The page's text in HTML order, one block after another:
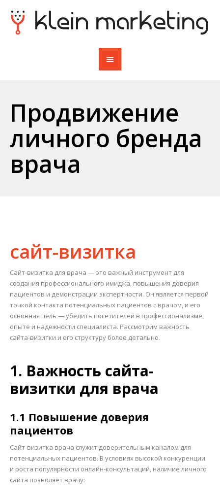
Продвижение
личного бренда
врача
сайт-визитка
Сайт-визитка для врача — это важный инструмент для
создания профессионального имиджа, повышения доверия
пациентов и демонстрации экспертности. Он является первой
точкой контакта потенциальных пациентов с врачом, и его
основная цель — убедить посетителей в профессионализме,
опыте и надежности специалиста. Рассмотрим важность
сайта-визитки и его структуру более детально.
1. Важность сайта-
визитки для врача
1.1 Повышение доверия
пациентов
Сайт-визитка врача служит доверительным каналом для
потенциальных пациентов. В условиях высокой конкуренции
и роста популярности онлайн-консультаций, наличие личного
сайта позволяет врачу: